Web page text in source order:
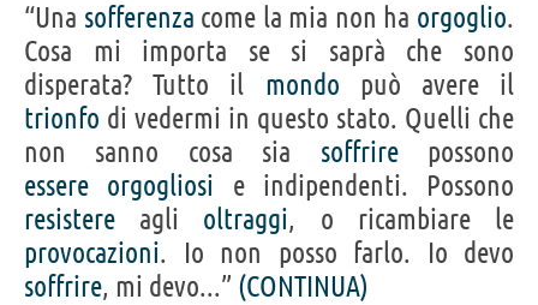
“Una sofferenza come la mia non ha orgoglio.
Cosa mi importa se si saprà che sono
disperata? Tutto il mondo può avere il
trionfo di vedermi in questo stato. Quelli che
non sanno cosa sia soffrirepossono
essere orgogliosi e indipendenti. Possono
resistere agli oltraggi, o ricambiare le
provocazioni. Io non posso farlo. Io devo
soffrire, mi devo...” (CONTINUA)